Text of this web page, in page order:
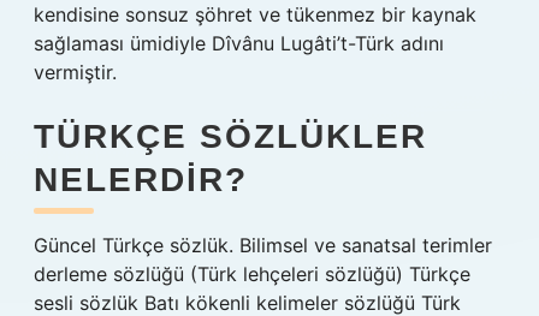
kendisine sonsuz şöhret ve tükenmez bir kaynak
sağlaması ümidiyle Dîvânu Lugâti’t-Türk adını
vermiştir.
TÜRKÇE SÖZLÜKLER
NELERDIR?
Güncel Türkçe sözlük. Bilimsel ve sanatsal terimler
derleme sözlüğü (Türk lehçeleri sözlüğü) Türkçe
sesli sözlük Batı kökenli kelimeler sözlüğü Türk